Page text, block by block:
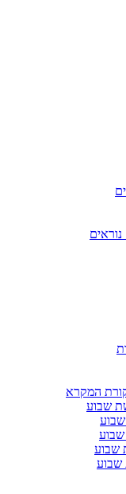
המקרא
שבוע
שבוע
שבוע